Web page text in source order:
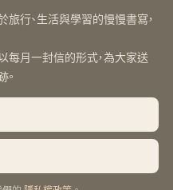
行、生活與學習的慢慢書寫，
每月一封信的形式，為大家送